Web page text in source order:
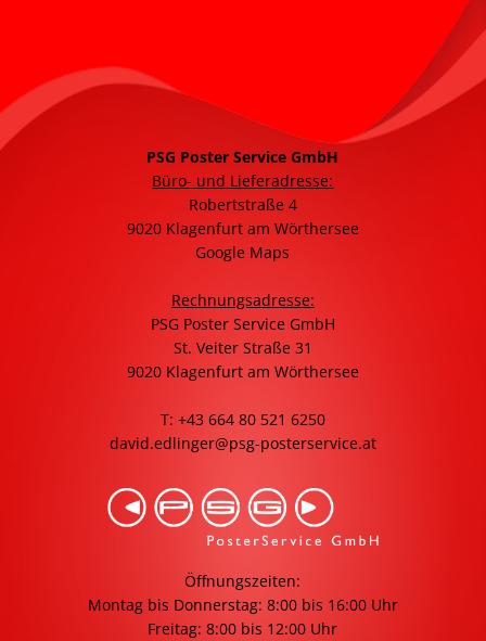
PSG Poster Service GmbH
Büro- und Lieferadresse:
Robertstraße 4
9020 Klagenfurt am Wörthersee
Google Maps
Rechnungsadresse:
PSG Poster Service GmbH
St. Veiter Straße 31
9020 Klagenfurt am Wörthersee
T: +43 664 80 521 6250
david.edlinger@psg-posterservice.at
Öffnungszeiten:
Montag bis Donnerstag: 8:00 bis 16:00 Uhr
Freitag: 8:00 bis 12:00 Uhr